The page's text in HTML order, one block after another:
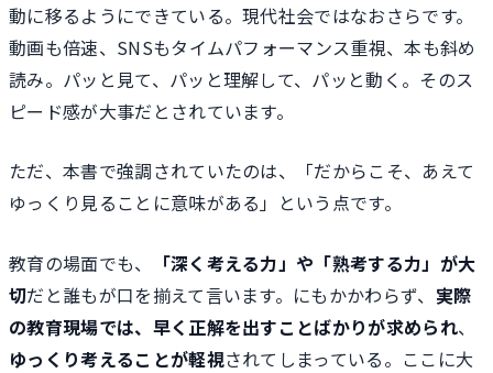
動に移るようにできている。現代社会ではなおさらです。
動画も倍速、SNSもタイムパフォーマンス重視、本も斜め
読み。パッと見て、パッと理解して、パッと動く。そのス
ピード感が大事だとされています。
ただ、本書で強調されていたのは、「だからこそ、あえて
ゆっくり見ることに意味がある」という点です。
教育の場面でも、
「深く考える力」や「熟考する力」が大
切だと誰もが口を揃えて言います。にもかかわらず、 実際
の教育現場では、早く正解を出すことばかりが求められ、
ゆっくり考えることが軽視されてしまっている。ここに大